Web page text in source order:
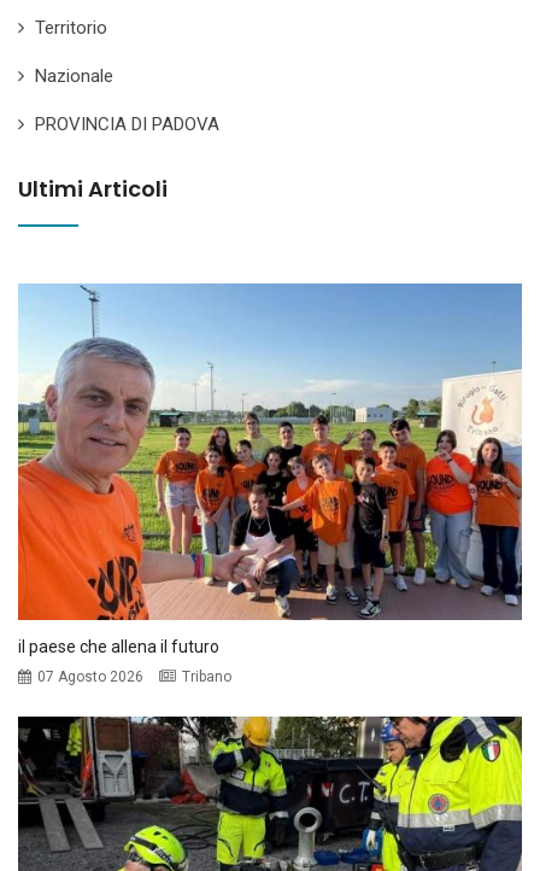
Territorio
Nazionale
PROVINCIA DI PADOVA
Ultimi Articoli
il paese che allena il futuro
07 Agosto 2026 Tribano